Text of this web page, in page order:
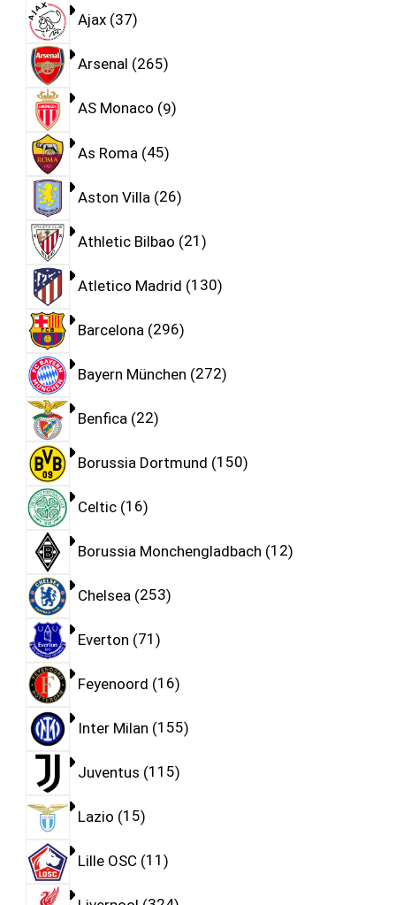
Ajax 37
Arsenal 265
AS Monaco 9
As Roma 45
Aston Villa 26
Athletic Bilbao 21
Atletico Madrid 130
Barcelona 296
Bayern München 272
Benfica 22
Borussia Dortmund 150
Celtic 16
Borussia Monchengladbach 12
Chelsea 253
Everton 71
Feyenoord 16
Inter Milan 155
Juventus 115
Lazio 15
Lille OSC 11